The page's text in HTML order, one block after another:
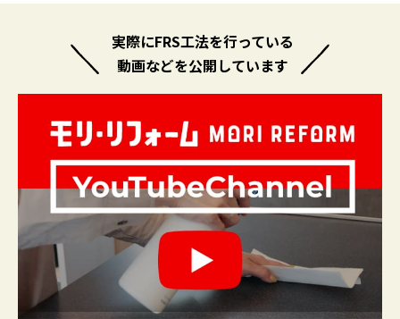
実際にFRS工法を行っている
動画などを公開しています